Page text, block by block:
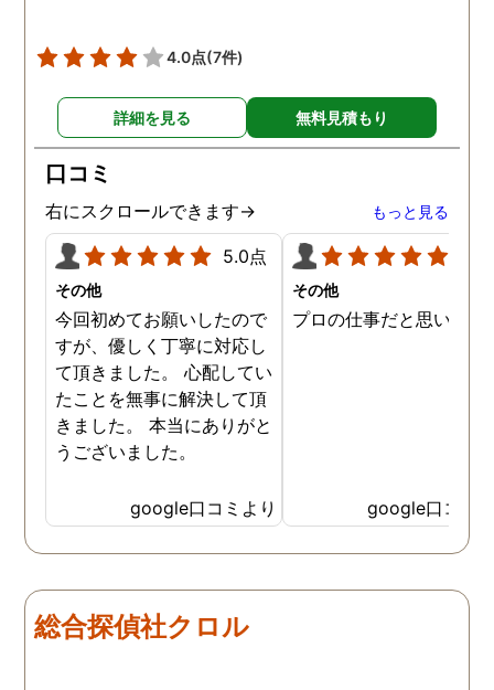
4.0点(7件)
詳細を見る 無料見積もり
口コミ
右にスクロールできます→ もっと見る
5.0点
その他
今回初めてお願いしたので
すが、優しく丁寧に対応し
て頂きました。 心配してい
たことを無事に解決して頂
きました。 本当にありがと
うございました。
google口コミより
その他
プロの仕事だと思います
google口コミ
総合探偵社クロル